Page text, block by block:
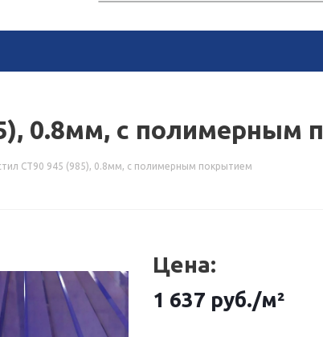
0.8мм, с полимерным
СТ90 945 (985), 0.8мм, с полимерным покрытием
Цена:
1 637 руб./м²